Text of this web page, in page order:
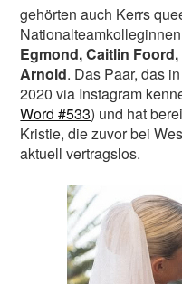
gehörten auch Kerrs
Egmond, Caitlin
Arnold. Das Paar, das
2020 via Instagram
Word #533) und hat
Kristie, die zuvor bei
aktuell vertragslos.